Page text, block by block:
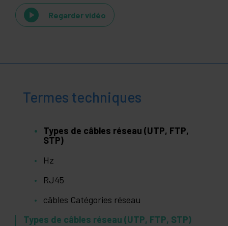
Regarder vidéo
Termes techniques
Types de câbles réseau (UTP, FTP,
STP)
Hz
RJ45
câbles Catégories réseau
Types de câbles réseau (UTP, FTP, STP)